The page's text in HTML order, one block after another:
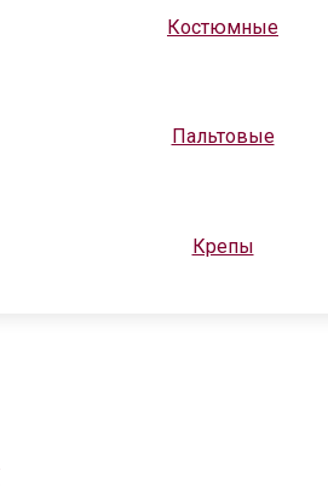
Костюмные
Пальтовые
Крепы